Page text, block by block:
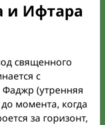
и Ифтара
священного
с
(утренняя
момента, когда
за горизонт,